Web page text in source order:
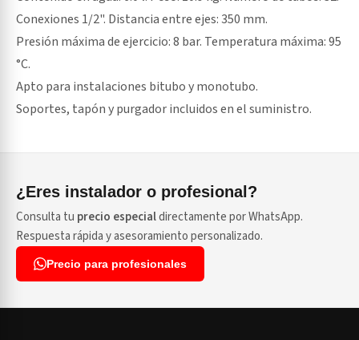
Conexiones 1/2". Distancia entre ejes: 350 mm.
Presión máxima de ejercicio: 8 bar. Temperatura máxima: 95
°C.
Apto para instalaciones bitubo y monotubo.
Soportes, tapón y purgador incluidos en el suministro.
¿Eres instalador o profesional?
Consulta tu precio especialdirectamente por WhatsApp.
Respuesta rápida y asesoramiento personalizado.
Precio para profesionales